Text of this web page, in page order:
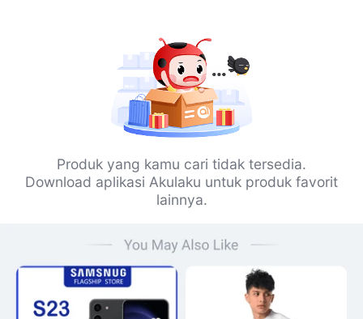
Produk yang kamu cari tidak tersedia.
Download aplikasi Akulaku untuk produk favorit
lainnya.